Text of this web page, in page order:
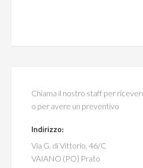
Chiama il nostro staff per
o per avere un preventivo
Indirizzo:
Via G. di Vittorio, 46/C
VAIANO (PO) Prato